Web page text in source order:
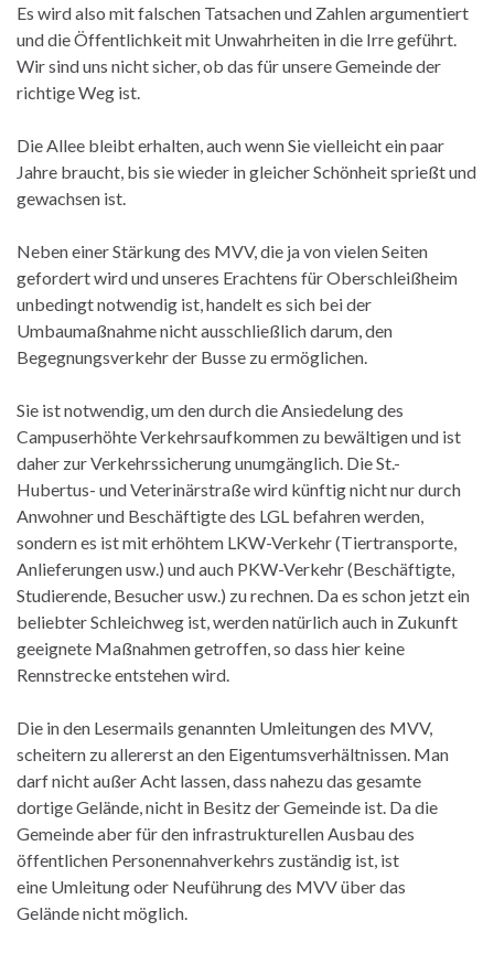
Es wird also mit falschen Tatsachen und Zahlen argumentiert
und die Öffentlichkeit mit Unwahrheiten in die Irre geführt.
Wir sind uns nicht sicher, ob das für unsere Gemeinde der
richtige Weg ist.
Die Allee bleibt erhalten, auch wenn Sie vielleicht ein paar
Jahre braucht, bis sie wieder in gleicher Schönheit sprießt und
gewachsen ist.
Neben einer Stärkung des MVV, die ja von vielen Seiten
gefordert wird und unseres Erachtens für Oberschleißheim
unbedingt notwendig ist, handelt es sich bei der
Umbaumaßnahme nicht ausschließlich darum, den
Begegnungsverkehr der Busse zu ermöglichen.
Sie ist notwendig, um den durch die Ansiedelung des
Campuserhöhte Verkehrsaufkommen zu bewältigen und ist
daher zur Verkehrssicherung unumgänglich. Die St.-
Hubertus- und Veterinärstraße wird künftig nicht nur durch
Anwohner und Beschäftigte des LGL befahren werden,
sondern es ist mit erhöhtem LKW-Verkehr (Tiertransporte,
Anlieferungen usw.) und auch PKW-Verkehr (Beschäftigte,
Studierende, Besucher usw.) zu rechnen. Da es schon jetzt ein
beliebter Schleichweg ist, werden natürlich auch in Zukunft
geeignete Maßnahmen getroffen, so dass hier keine
Rennstrecke entstehen wird.
Die in den Lesermails genannten Umleitungen des MVV,
scheitern zu allererst an den Eigentumsverhältnissen. Man
darf nicht außer Acht lassen, dass nahezu das gesamte
dortige Gelände, nicht in Besitz der Gemeinde ist. Da die
Gemeinde aber für den infrastrukturellen Ausbau des
öffentlichen Personennahverkehrs zuständig ist, ist
eine Umleitung oder Neuführung des MVV über das
Gelände nicht möglich.